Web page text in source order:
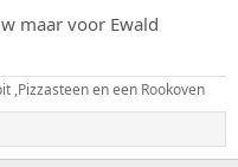
maar voor Ewald
,Pizzasteen en een Rookoven